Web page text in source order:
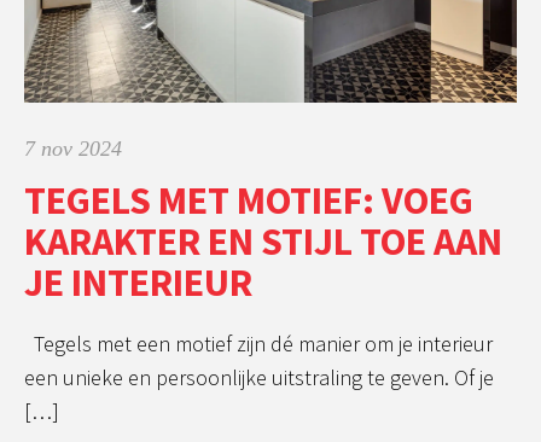
7 nov 2024
TEGELS MET MOTIEF: VOEG
KARAKTER EN STIJL TOE AAN
JE INTERIEUR
Tegels met een motief zijn dé manier om je interieur
een unieke en persoonlijke uitstraling te geven. Of je
[…]